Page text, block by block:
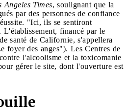
Angeles Times, soulignant que la
par des personnes de confiance
"Ici, ils se sentiront
L'établissement, financé par le
santé de Californie, s'appellera
foyer des anges"). Les Centres de
l'alcoolisme et la toxicomanie
gérer le site, dont l'ouverture est